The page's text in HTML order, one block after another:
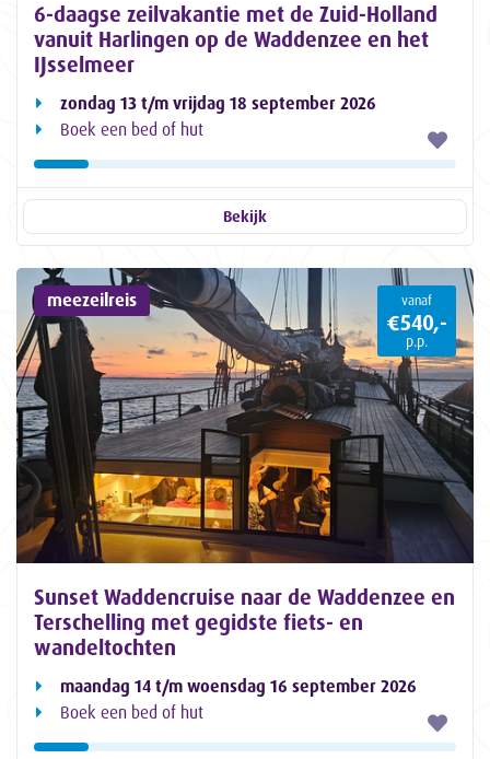
6-daagse zeilvakantie met de Zuid-Holland
vanuit Harlingen op de Waddenzee en het
IJsselmeer
zondag 13 t/m vrijdag 18 september 2026
Boek een bed of hut
Bekijk
meezeilreis vanaf
€540,-
p.p.
Sunset Waddencruise naar de Waddenzee en
Terschelling met gegidste fiets- en
wandeltochten
maandag 14 t/m woensdag 16 september 2026
Boek een bed of hut